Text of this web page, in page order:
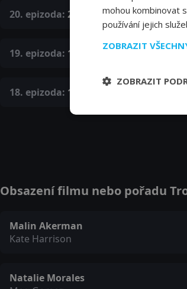
20. epizoda: 20. epizoda
19. epizoda: 19. epizoda
18. epizoda: 18. epizoda
Obsazení filmu nebo pořadu
Malin Akerman
Kate Harrison
Natalie Morales
mohou kombinovat
používání jejich
ZOBRAZIT
ZOBRAZIT